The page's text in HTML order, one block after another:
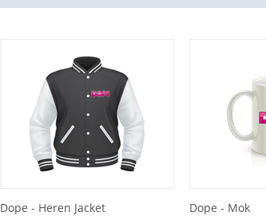
Dope - Heren Jacket Dope - Mok